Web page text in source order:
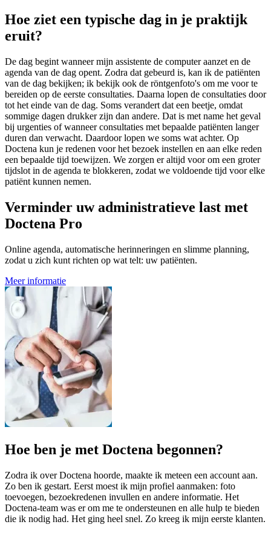
Hoe ziet een typische dag in je praktijk
eruit?
De dag begint wanneer mijn assistente de computer aanzet en de
agenda van de dag opent. Zodra dat gebeurd is, kan ik de patiënten
van de dag bekijken; ik bekijk ook de röntgenfoto's om me voor te
bereiden op de eerste consultaties. Daarna lopen de consultaties door
tot het einde van de dag. Soms verandert dat een beetje, omdat
sommige dagen drukker zijn dan andere. Dat is met name het geval
bij urgenties of wanneer consultaties met bepaalde patiënten langer
duren dan verwacht. Daardoor lopen we soms wat achter. Op
Doctena kun je redenen voor het bezoek instellen en aan elke reden
een bepaalde tijd toewijzen. We zorgen er altijd voor om een groter
tijdslot in de agenda te blokkeren, zodat we voldoende tijd voor elke
patiënt kunnen nemen.
Verminder uw administratieve last met
Doctena Pro
Online agenda, automatische herinneringen en slimme planning,
zodat u zich kunt richten op wat telt: uw patiënten.
Meer informatie
Hoe ben je met Doctena begonnen?
Zodra ik over Doctena hoorde, maakte ik meteen een account aan.
Zo ben ik gestart. Eerst moest ik mijn profiel aanmaken: foto
toevoegen, bezoekredenen invullen en andere informatie. Het
Doctena-team was er om me te ondersteunen en alle hulp te bieden
die ik nodig had. Het ging heel snel. Zo kreeg ik mijn eerste klanten.